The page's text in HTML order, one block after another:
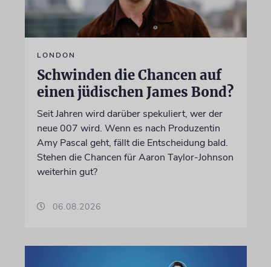
LONDON
Schwinden die Chancen auf
einen jüdischen James Bond?
Seit Jahren wird darüber spekuliert, wer der
neue 007 wird. Wenn es nach Produzentin
Amy Pascal geht, fällt die Entscheidung bald.
Stehen die Chancen für Aaron Taylor-Johnson
weiterhin gut?
06.08.2026